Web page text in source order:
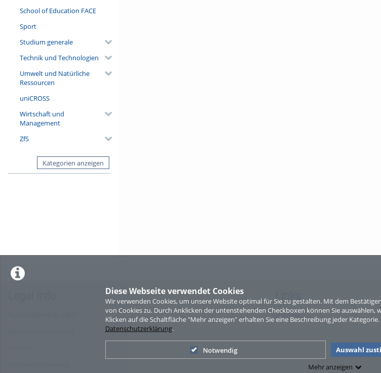
Diese Webseite verwendet Cookies
Wir verwenden Cookies, um unsere Website optimal für Sie zu gestalten. Mit dem
von Cookies zu. Durch Anklicken der untenstehenden Checkboxen können Sie auswählen,
Klicken auf die Schaltfläche "Mehr anzeigen" erhalten Sie eine Beschreibung jeder
Datenschutzerklärung.
Notwendig Auswahl
Mehr anzeigen
School of Education FACE
Sport
Studium generale
Technik und Technologien
Umwelt und Natürliche
Ressourcen
uniCROSS
Wirtschaft und
Management
ZfS
Kategorien anzeigen
Links
Sitemap